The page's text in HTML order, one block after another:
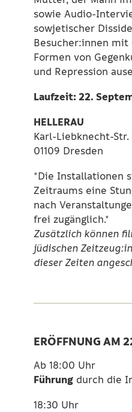
sowie Audio-
sowjetischer
Besucher:innen
Formen von
und Repression
Laufzeit: 22.
HELLERAU
Karl-Liebknecht-Str.
01109 Dresden
*Die Installationen
Zeitraums eine
nach
frei zugänglich.*
Zusätzlich können
jüdischen
dieser Zeiten
ERÖFFNUNG AM
Ab 18:00 Uhr
Führungdurch die
18:30 Uhr